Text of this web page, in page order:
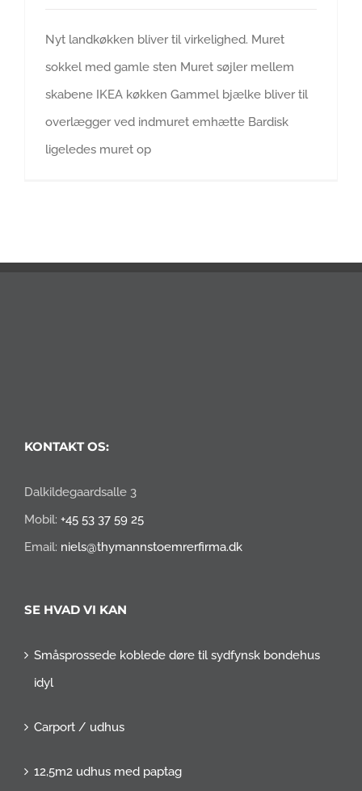
Nyt landkøkken bliver til virkelighed. Muret
sokkel med gamle sten Muret søjler mellem
skabene IKEA køkken Gammel bjælke bliver til
overlægger ved indmuret emhætte Bardisk
ligeledes muret op
KONTAKT OS:
Dalkildegaardsalle 3
Mobil: +45 53 37 59 25
Email: niels@thymannstoemrerfirma.dk
SE HVAD VI KAN
Småsprossede koblede døre til sydfynsk bondehus
idyl
Carport / udhus
12,5m2 udhus med paptag